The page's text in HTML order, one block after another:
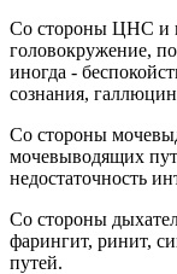
Со стороны ЦНС и
головокружение,
иногда -
сознания,
Со стороны
мочевыводящих
недостаточность
Со стороны
фарингит, ринит,
путей.